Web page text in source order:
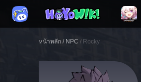
หน้าหลัก / NPC / Rocky